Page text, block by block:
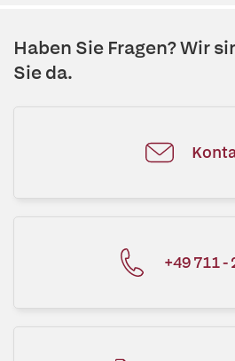
Haben Sie Fragen? Wir
Sie da.
+49 711 -